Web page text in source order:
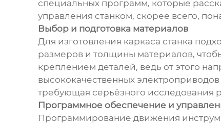
специальных программ, которые
управления станком, скорее всего,
Выбор и подготовка материалов
Для изготовления каркаса станка
размеров и толщины материалов,
креплением деталей, ведь от этого
высококачественных
требующая серьёзного исследования
Программное обеспечение и
Программирование движения